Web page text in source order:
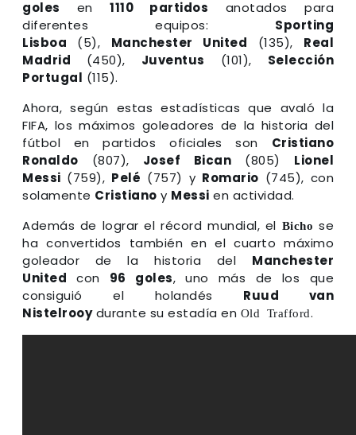
goles en1110 partidos anotados para
diferentes equipos: Sporting
Lisboa (5), Manchester United (135), Real
Madrid (450), Juventus (101), Selección
Portugal (115).
Ahora, según estas estadísticas que avaló la
FIFA, los máximos goleadores de la historia del
fútbol en partidos oficiales son Cristiano
Ronaldo (807), Josef Bican (805) Lionel
Messi (759), Pelé (757) y Romario (745), con
solamente Cristiano y Messi en actividad.
Además de lograr el récord mundial, el Bicho se
ha convertidos también en el cuarto máximo
goleador de la historia del Manchester
United con 96 goles, uno más de los que
consiguió el holandés Ruud van
Nistelrooydurante su estadía en Old Trafford.